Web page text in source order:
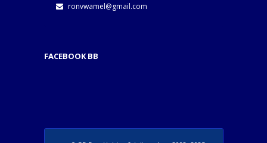
ronvwamel@gmail.com
FACEBOOK BB